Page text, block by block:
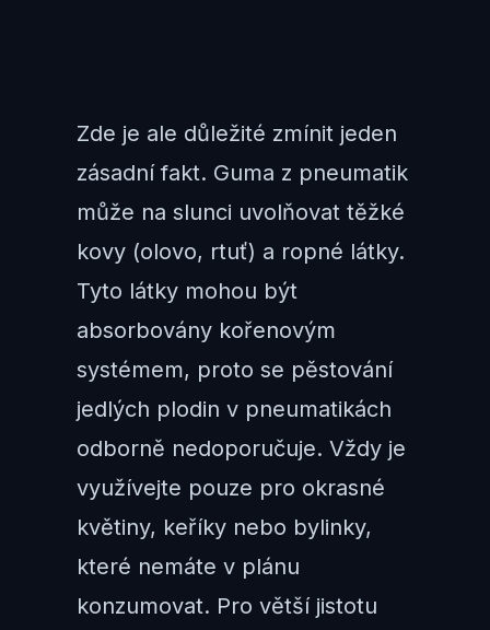
Zde je ale důležité zmínit jeden
zásadní fakt. Guma z pneumatik
může na slunci uvolňovat těžké
kovy (olovo, rtuť) a ropné látky.
Tyto látky mohou být
absorbovány kořenovým
systémem, proto se pěstování
jedlých plodin v pneumatikách
odborně nedoporučuje. Vždy je
využívejte pouze pro okrasné
květiny, keříky nebo bylinky,
které nemáte v plánu
konzumovat. Pro větší jistotu